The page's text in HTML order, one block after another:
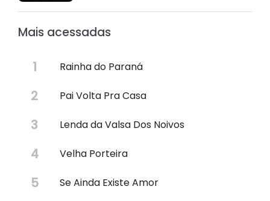
Mais acessadas
Rainha do Paraná
Pai Volta Pra Casa
Lenda da Valsa Dos Noivos
Velha Porteira
Se Ainda Existe Amor